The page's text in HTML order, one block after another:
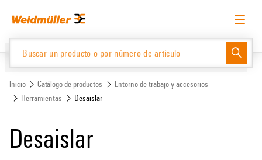
Español Solicitud de acceso Inicio de sesión
Website Support Center
Inicio Catálogo de productos
Entorno de trabajo y accesorios
Herramientas
Desaislar
Desaislar